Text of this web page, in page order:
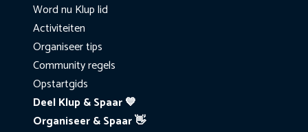
Word nu Klup lid
Activiteiten
Organiseer tips
Community regels
Opstartgids
Deel Klup & Spaar 💙
Organiseer & Spaar 👋